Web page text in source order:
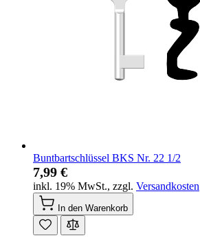
Buntbartschlüssel BKS Nr. 22 1/2
7,99 €
inkl. 19% MwSt., zzgl. Versandkosten
In den Warenkorb